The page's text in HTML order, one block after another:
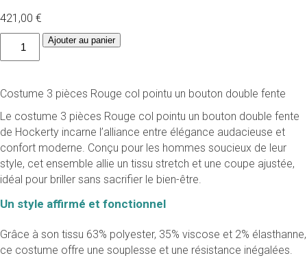
421,00 €
quantité
pièces
rouge
homme
Ajouter au panier
Costume 3 pièces Rouge col pointu un bouton double fente
Le costume 3 pièces Rouge col pointu un bouton double fente
de Hockerty incarne l’alliance entre élégance audacieuse et
confort moderne. Conçu pour les hommes soucieux de leur
style, cet ensemble allie un tissu stretch et une coupe ajustée,
idéal pour briller sans sacrifier le bien-être.
Un style affirmé et fonctionnel
Grâce à son tissu 63% polyester, 35% viscose et 2% élasthanne,
ce costume offre une souplesse et une résistance inégalées.